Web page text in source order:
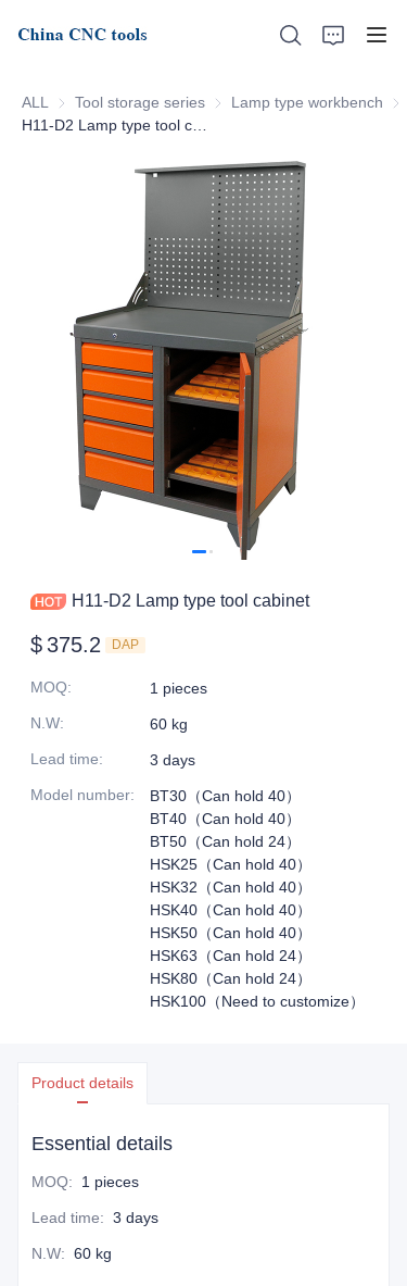
ALL Tool storage series Tool storage series
Lamp type workbench
H11-D2 Lamp type tool cabinet
$ 375.2 DAP
MOQ:
1 pieces
N.W:
60 kg
Lead time:
3 days
Model number:
BT30（Can hold 40）
BT40（Can hold 40）
BT50（Can hold 24）
HSK25（Can hold 40）
HSK32（Can hold 40）
HSK40（Can hold 40）
HSK50（Can hold 40）
HSK63（Can hold 24）
HSK80（Can hold 24）
HSK100（Need to customize）
Product details
Essential details
MOQ: 1 pieces
Lead time: 3 days
N.W: 60 kg
News
Support